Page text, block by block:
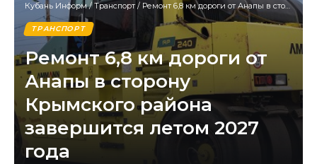
Кубань Информ/Транспорт / Ремонт 6,8 км дороги от Анапы в сторону Крымского района завершится летом 2027 года
ТРАНСПОРТ
Ремонт 6,8 км дороги от
Анапы в сторону
Крымского района
завершится летом 2027
года